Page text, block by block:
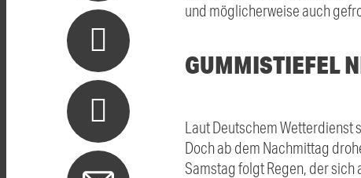
und möglicherweise auch
GUMMISTIEFEL
Laut Deutschem Wetterdienst
Doch ab dem Nachmittag
Samstag folgt Regen, der